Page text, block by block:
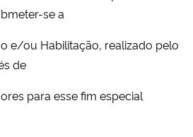
se a
e/ou Habilitação, realizado pelo
de
para esse fim especial